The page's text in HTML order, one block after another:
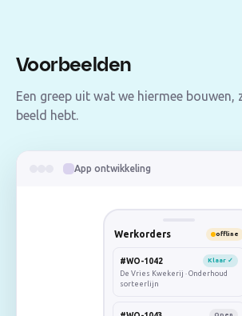
Voorbeelden
Een greep uit wat we hiermee bouwen,
beeld hebt.
App ontwikkeling
Werkorders offline
#WO-1042 Klaar ✓
De Vries Kwekerij · Onderhoud
sorteerlijn